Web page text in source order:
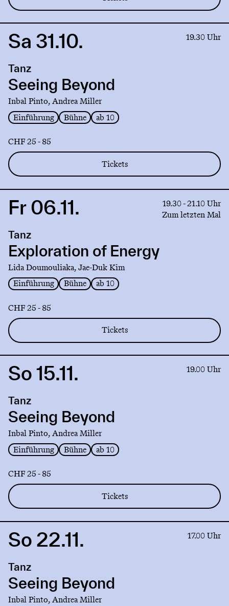
Link
Seeing
Beyond
Sa 31.10. 19.30 Uhr
Tanz
Seeing Beyond
Inbal Pinto, Andrea Miller
Einführung
Bühne ab 10
CHF 25 - 85
Tickets
Link
Exploration
Energy
Fr 06.11.
19.30 - 21.10 Uhr
Zum letzten Mal
Tanz
Exploration of Energy
Lida Doumouliaka, Jae-Duk Kim
Einführung
Bühne ab 10
CHF 25 - 85
Tickets
Link
Seeing
Beyond
So 15.11. 19.00 Uhr
Tanz
Seeing Beyond
Inbal Pinto, Andrea Miller
Einführung
Bühne ab 10
CHF 25 - 85
Tickets
Link
Seeing
Beyond
So 22.11. 17.00 Uhr
Tanz
Seeing Beyond
Inbal Pinto, Andrea Miller